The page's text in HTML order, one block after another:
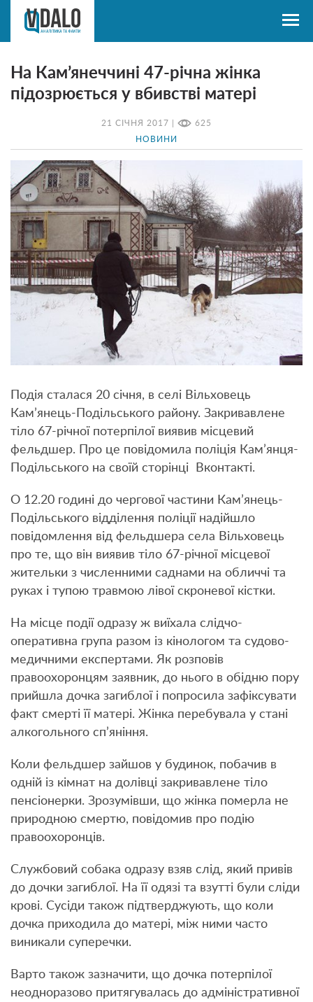
21 СІЧНЯ 2017 | 625
НОВИНИ
На Кам’янеччині 47-річна жінка
підозрюється у вбивстві матері
Подія сталася 20 січня, в селі Вільховець
Кам’янець-Подільського району. Закривавлене
тіло 67-річної потерпілої виявив місцевий
фельдшер. Про це повідомила поліція Кам’янця-
Подільського на своїй сторінці Вконтакті.
О 12.20 годині до чергової частини Кам’янець-
Подільського відділення поліції надійшло
повідомлення від фельдшера села Вільховець
про те, що він виявив тіло 67-річної місцевої
жительки з численними саднами на обличчі та
руках і тупою травмою лівої скроневої кістки.
На місце події одразу ж виїхала слідчо-
оперативна група разом із кінологом та судово-
медичними експертами. Як розповів
правоохоронцям заявник, до нього в обідню пору
прийшла дочка загиблої і попросила зафіксувати
факт смерті її матері. Жінка перебувала у стані
алкогольного сп’яніння.
Коли фельдшер зайшов у будинок, побачив в
одній із кімнат на долівці закривавлене тіло
пенсіонерки. Зрозумівши, що жінка померла не
природною смертю, повідомив про подію
правоохоронців.
Службовий собака одразу взяв слід, який привів
до дочки загиблої. На її одязі та взутті були сліди
крові. Сусіди також підтверджують, що коли
дочка приходила до матері, між ними часто
виникали суперечки.
Варто також зазначити, що дочка потерпілої
неодноразово притягувалась до адміністративної